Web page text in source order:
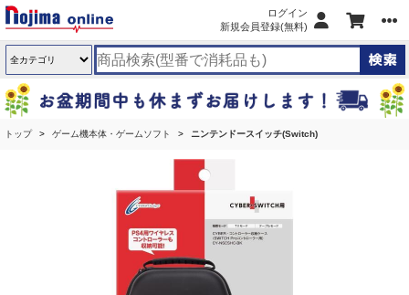
ログイン
新規会員登録(無料)
トップ ゲーム機本体・ゲームソフト ニンテンドースイッチ(Switch)